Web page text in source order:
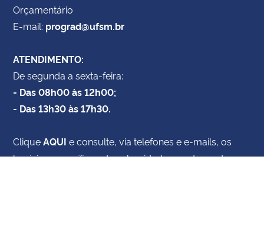
Orçamentário
E-mail: prograd@ufsm.br
ATENDIMENTO:
De segunda a sexta-feira:
- Das 08h00 às 12h00;
- Das 13h30 às 17h30.
CliqueAQUI e consulte, via telefones e e-mails, os
horários específicos de subunidades e setores da